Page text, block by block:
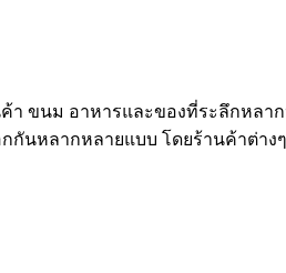
ขนม อาหารและของที่ระลึกหลา
นหลากหลายแบบ โดยร้านค้าต่า